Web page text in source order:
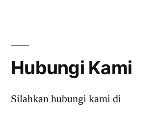
Penampilan”
Hubungi Kami
Silahkan hubungi kami di